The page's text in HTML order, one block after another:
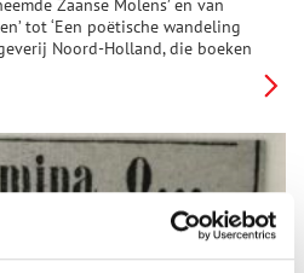
Zaanse Molens’ en van
tot ‘Een poëtische wandeling
Noord-Holland, die boeken